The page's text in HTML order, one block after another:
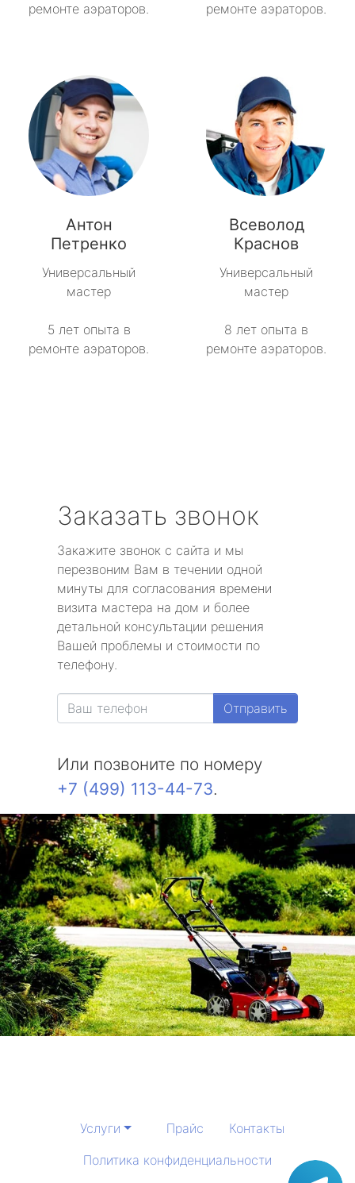
ремонте аэраторов.
ремонте аэраторов.
Антон
Петренко
Универсальный
мастер
5 лет опыта в
ремонте аэраторов.
Всеволод
Краснов
Универсальный
мастер
8 лет опыта в
ремонте аэраторов.
Заказать звонок
Закажите звонок с сайта и мы
перезвоним Вам в течении одной
минуты для согласования времени
визита мастера на дом и более
детальной консультации решения
Вашей проблемы и стоимости по
телефону.
Отправить
Или позвоните по номеру
+7 (499) 113-44-73.
Услуги Прайс
Контакты
Политика конфиденциальности